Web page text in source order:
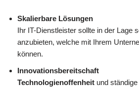
Skalierbare Lösungen
Ihr IT-Dienstleister sollte in der Lage
anzubieten, welche mit Ihrem
können.
Innovationsbereitschaft
Technologienoffenheit und ständige